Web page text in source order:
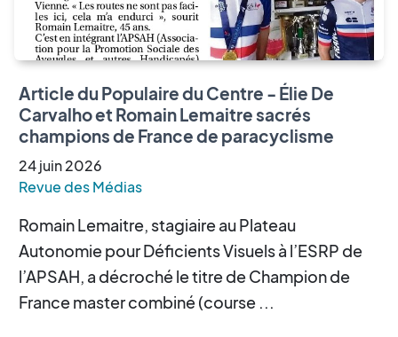
Article du Populaire du Centre - Élie De
Carvalho et Romain Lemaitre sacrés
champions de France de paracyclisme
24juin2026
Revue des Médias
Romain Lemaitre, stagiaire au Plateau
Autonomie pour Déficients Visuels à l’ESRP de
l’APSAH, a décroché le titre de Champion de
France master combiné (course ...